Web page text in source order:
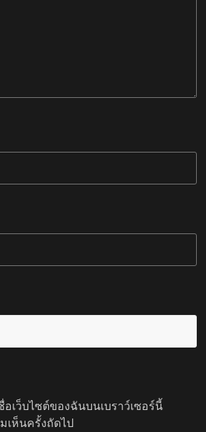
เว็บไซต์ของฉันบนเบราว์เซอร์นี้
เห็นครั้งถัดไป